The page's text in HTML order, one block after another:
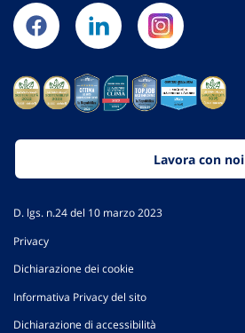
Lavora con noi
D. lgs. n.24 del 10 marzo 2023
Privacy
Dichiarazione dei cookie
Informativa Privacy del sito
Dichiarazione di accessibilità